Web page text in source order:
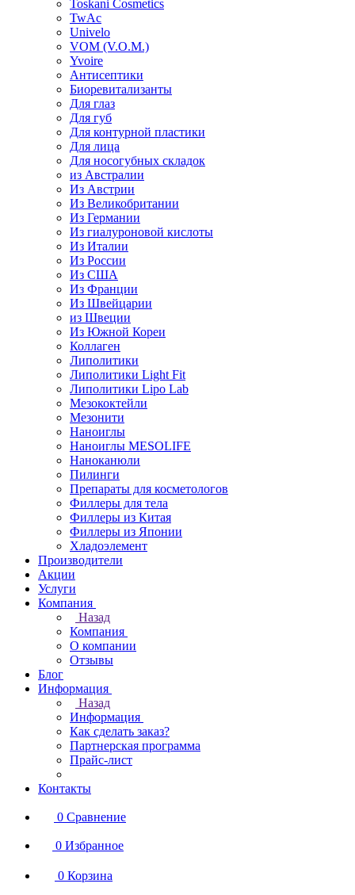
Toskani Cosmetics
TwAc
Univelo
VOM (V.O.M.)
Yvoire
Антисептики
Биоревитализанты
Для глаз
Для губ
Для контурной пластики
Для лица
Для носогубных складок
из Австралии
Из Австрии
Из Великобритании
Из Германии
Из гиалуроновой кислоты
Из Италии
Из России
Из США
Из Франции
Из Швейцарии
из Швеции
Из Южной Кореи
Коллаген
Липолитики
Липолитики Light Fit
Липолитики Lipo Lab
Мезококтейли
Мезонити
Наноиглы
Наноиглы MESOLIFE
Наноканюли
Пилинги
Препараты для косметологов
Филлеры для тела
Филлеры из Китая
Филлеры из Японии
Хладоэлемент
Производители
Акции
Услуги
Компания
Назад
Компания
О компании
Отзывы
Блог
Информация
Назад
Информация
Как сделать заказ?
Партнерская программа
Прайс-лист
Контакты
0 Сравнение
0 Избранное
0 Корзина